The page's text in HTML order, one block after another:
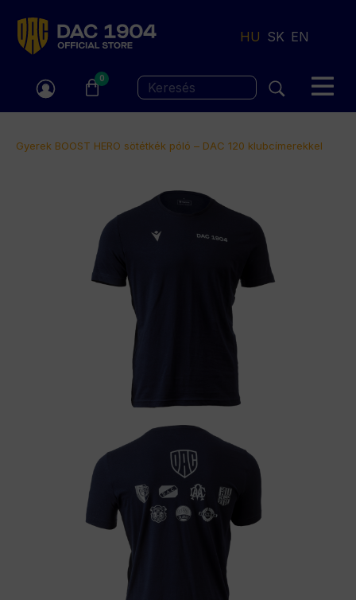
navigation
0
HU SK EN
Keresés
Jelenlegi
Gyerek BOOST HERO sötétkék póló – DAC 120 klubcímerekkel